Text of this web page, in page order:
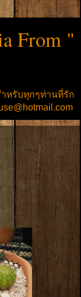
From "
หรับทุกๆท่านที่รัก